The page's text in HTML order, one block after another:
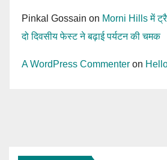
Pinkal Gossain on Morni Hills में
दो दिवसीय फेस्ट ने बढ़ाई पर्यटन की चमक
A WordPress Commenter on